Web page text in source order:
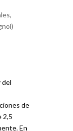
,
del
de
2,5
En